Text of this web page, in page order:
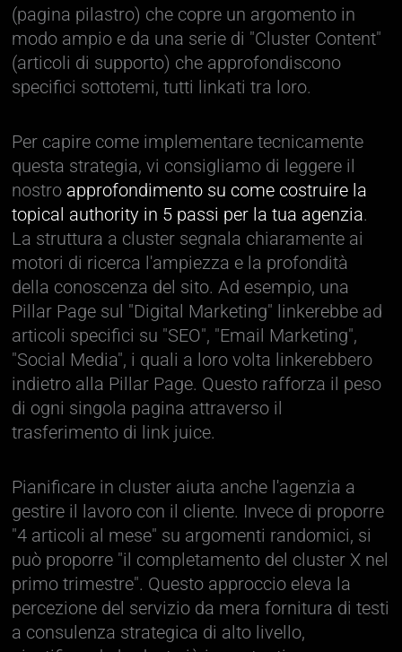
(pagina pilastro) che copre un argomento in
modo ampio e da una serie di "Cluster Content"
(articoli di supporto) che approfondiscono
specifici sottotemi, tutti linkati tra loro.
Per capire come implementare tecnicamente
questa strategia, vi consigliamo di leggere il
nostro approfondimento su come costruire la
topical authority in 5 passi per la tua agenzia.
La struttura a cluster segnala chiaramente ai
motori di ricerca l'ampiezza e la profondità
della conoscenza del sito. Ad esempio, una
Pillar Page sul "Digital Marketing" linkerebbe ad
articoli specifici su "SEO", "Email Marketing",
"Social Media", i quali a loro volta linkerebbero
indietro alla Pillar Page. Questo rafforza il peso
di ogni singola pagina attraverso il
trasferimento di link juice.
Pianificare in cluster aiuta anche l'agenzia a
gestire il lavoro con il cliente. Invece di proporre
"4 articoli al mese" su argomenti randomici, si
può proporre "il completamento del cluster X nel
primo trimestre". Questo approccio eleva la
percezione del servizio da mera fornitura di testi
a consulenza strategica di alto livello,